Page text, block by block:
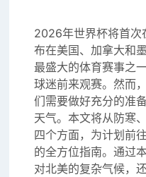
2026年世界杯将首次
布在美国、加拿大和
最盛大的体育赛事之
球迷前来观赛。然而
们需要做好充分的准
天气。本文将从防寒
四个方面，为计划前
的全方位指南。通过
对北美的复杂气候，